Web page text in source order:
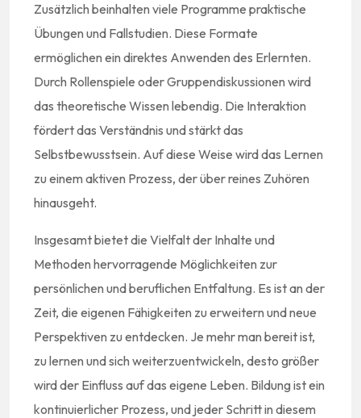
Zusätzlich beinhalten viele Programme praktische
Übungen und Fallstudien. Diese Formate
ermöglichen ein direktes Anwenden des Erlernten.
Durch Rollenspiele oder Gruppendiskussionen wird
das theoretische Wissen lebendig. Die Interaktion
fördert das Verständnis und stärkt das
Selbstbewusstsein. Auf diese Weise wird das Lernen
zu einem aktiven Prozess, der über reines Zuhören
hinausgeht.
Insgesamt bietet die Vielfalt der Inhalte und
Methoden hervorragende Möglichkeiten zur
persönlichen und beruflichen Entfaltung. Es ist an der
Zeit, die eigenen Fähigkeiten zu erweitern und neue
Perspektiven zu entdecken. Je mehr man bereit ist,
zu lernen und sich weiterzuentwickeln, desto größer
wird der Einfluss auf das eigene Leben. Bildung ist ein
kontinuierlicher Prozess, und jeder Schritt in diesem